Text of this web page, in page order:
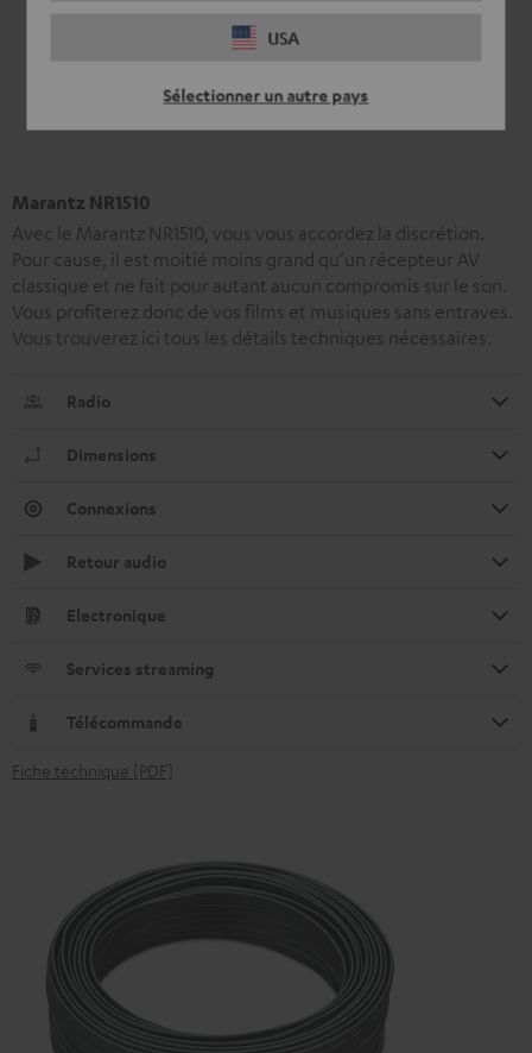
USA
Sélectionner un autre pays
Marantz NR1510
Avec le Marantz NR1510, vous vous accordez la discrétion.
Pour cause, il est moitié moins grand qu’un récepteur AV
classique et ne fait pour autant aucun compromis sur le son.
Vous profiterez donc de vos films et musiques sans entraves.
Vous trouverez ici tous les détails techniques nécessaires.
Radio
Dimensions
Connexions
Retour audio
Electronique
Services streaming
Télécommande
Fiche technique [PDF]